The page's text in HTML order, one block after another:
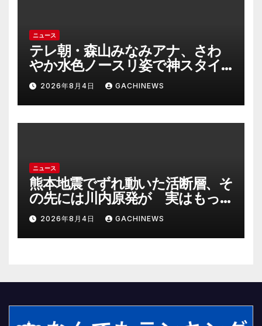
ニュース
テレ朝・森山みなみアナ、さわ
やか水色ノースリ姿で神スタイ
ル炸裂 「爽やかで可愛い」「最
上級にお似合い」(J-CASTニュー
ス)
2026年8月4日 GACHINEWS
ニュース
熊本地震でずれ動いた活断層、そ
の先には川内原発が 実はもっ
とヤバい事態を起こしそうなリ
スクも(J-CASTニュース)
2026年8月4日 GACHINEWS